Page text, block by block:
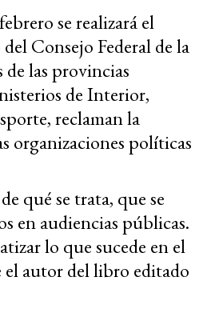
se realizará el
Consejo Federal de la
las provincias
de Interior,
reclaman la
organizaciones políticas
qué se trata, que se
en audiencias públicas.
lo que sucede en el
el autor del libro editado